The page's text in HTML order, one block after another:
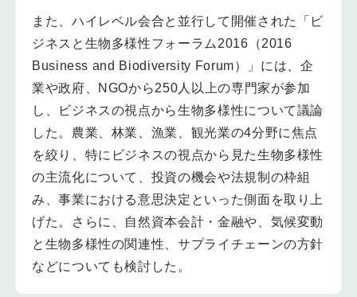
また、ハイレベル会合と並行して開催された「ビ
ジネスと生物多様性フォーラム2016（2016
Business and Biodiversity Forum）」には、企
業や政府、NGOから250人以上の専門家が参加
し、ビジネスの視点から生物多様性について議論
した。農業、林業、漁業、観光業の4分野に焦点
を絞り、特にビジネスの視点から見た生物多様性
の主流化について、投資の機会や法規制の枠組
み、事業における意思決定といった側面を取り上
げた。さらに、自然資本会計・金融や、気候変動
と生物多様性の関連性、サプライチェーンの方針
などについても検討した。